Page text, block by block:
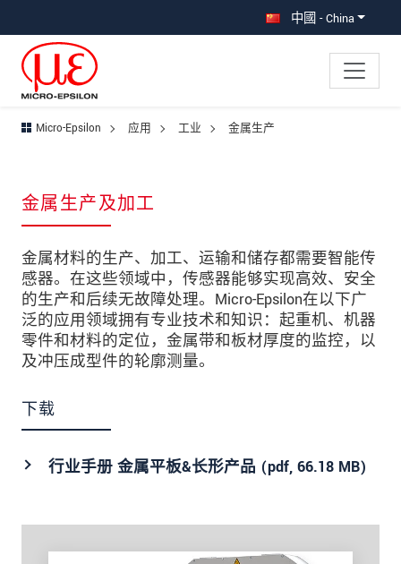
中國 - China
Micro-Epsilon 应用 工业 金属生产
金属生产及加工
金属材料的生产、加工、运输和储存都需要智能传
感器。在这些领域中，传感器能够实现高效、安全
的生产和后续无故障处理。Micro-Epsilon在以下广
泛的应用领域拥有专业技术和知识：起重机、机器
零件和材料的定位，金属带和板材厚度的监控，以
及冲压成型件的轮廓测量。
下载
行业手册 金属平板&长形产品 (pdf, 66.18 MB)